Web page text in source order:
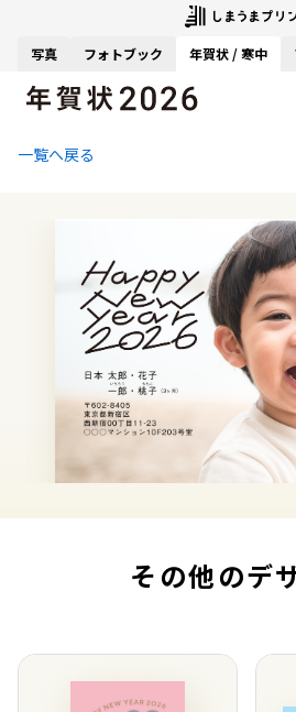
写真 フォトブック 年賀状 / 寒中
一覧へ戻る
その他のデ